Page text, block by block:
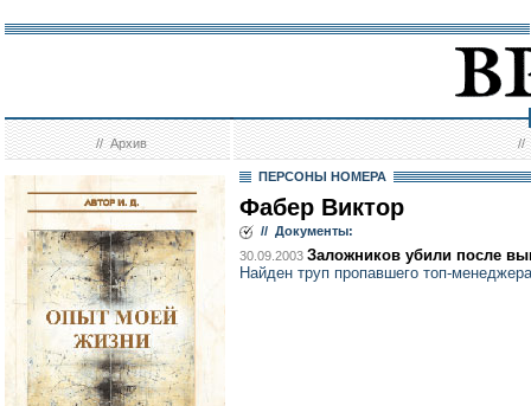
//Архив //
ПЕРСОНЫ НОМЕРА
Фабер Виктор
// Документы:
30.09.2003 Заложников убили после
Найден труп пропавшего топ-